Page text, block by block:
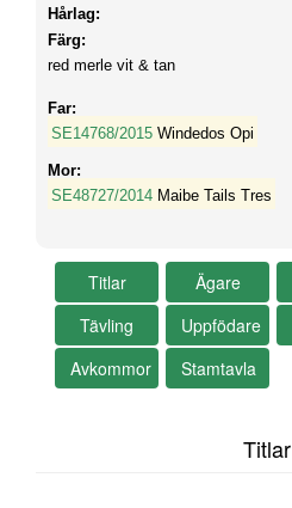
Hårlag:
Färg:
red merle vit & tan
Far:
SE14768/2015 Windedos Opi
Mor:
SE48727/2014 Maibe Tails Tres
Titlar